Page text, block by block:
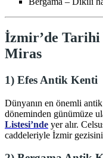
İzmir’de Tarihi
Miras
1) Efes Antik Kenti
Dünyanın en önemli
döneminden günümüze
Listesi’nde yer alır.
caddeleriyle İzmir